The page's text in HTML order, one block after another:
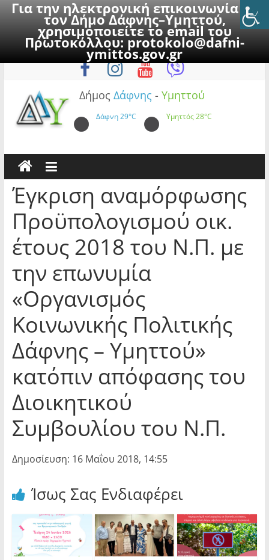
Για την ηλεκτρονική επικοινωνία με
τον Δήμο Δάφνης–Υμηττού,
χρησιμοποιείτε το email του
Πρωτοκόλλου:protokolo@dafni-
ymittos.gov.gr
to
Τετάρτη, 5 Αυγούστου 2026
Δήμος Δάφνης - Υμηττού
Δάφνη29°C Υμηττός28°C
Έγκριση αναμόρφωσης
Προϋπολογισμού οικ.
έτους 2018 του Ν.Π. με
την επωνυμία
«Οργανισμός
Κοινωνικής Πολιτικής
Δάφνης – Υμηττού»
κατόπιν απόφασης του
Διοικητικού
Συμβουλίου του Ν.Π.
Δημοσίευση: 16 Μαΐου 2018, 14:55
Ίσως Σας Ενδιαφέρει